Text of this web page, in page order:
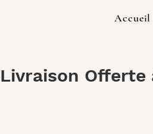
Accueil
Livraison